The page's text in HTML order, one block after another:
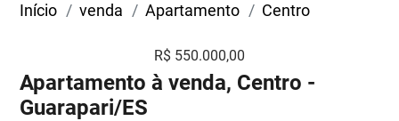
Início venda Apartamento Centro
R$ 550.000,00
Apartamento à venda, Centro -
Guarapari/ES